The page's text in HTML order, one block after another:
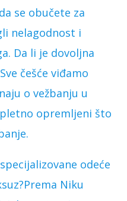
se obučete za
nelagodnost i
Da li je dovoljna
češće viđamo
o vežbanju u
opremljeni što
odeće
Niku